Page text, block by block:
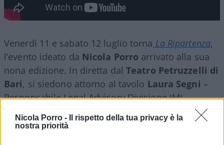
Nicola Porro -
Il rispetto della tua privacy è la
nostra priorità
Venerdì 11 e sabato 12 luglio torna La Ripartenza,
l’evento ideato da Nicola Porro arrivato alla sua
nona edizione. In diretta dalTeatro Petruzzelli di
Bari, si siedono attorno al tavolo Laura Segni –
Responsabile Legal Advisory Divisione IMI
Corporate & Investment Banking Intesa Sanpaolo,
Pasqualino Monti– Amministratore Delegato